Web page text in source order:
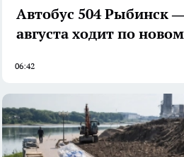
Автобус 504 Рыбинск
августа ходит по
06:42